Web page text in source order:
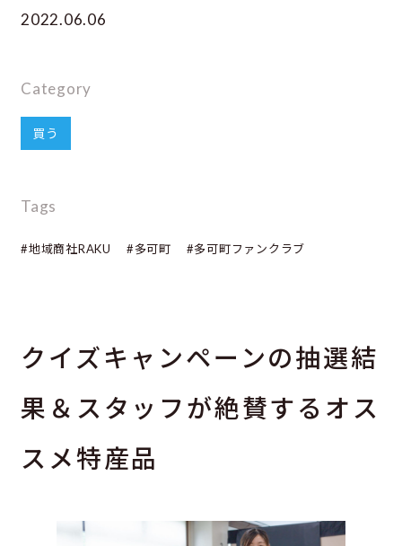
2022.06.06
Category
買う
Tags
#地域商社RAKU #多可町 #多可町ファンクラブ
クイズキャンペーンの抽選結
果＆スタッフが絶賛するオス
スメ特産品